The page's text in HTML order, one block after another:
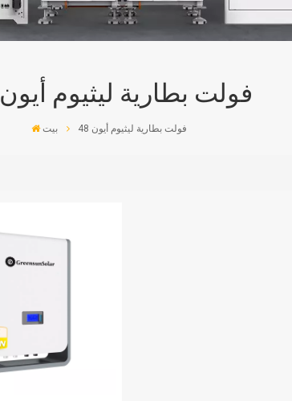
48 فولت بطارية ليثيوم أيون
بيت 48 فولت بطارية ليثيوم أيون